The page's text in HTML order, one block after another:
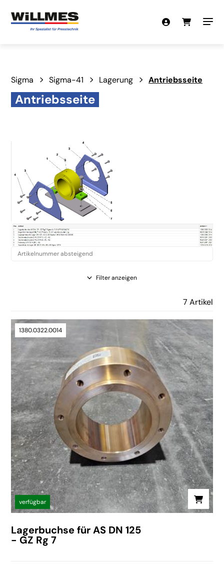
Sigma Sigma-41 Lagerung Antriebsseite
Antriebsseite
Filter anzeigen
7 Artikel
1380.0322.0014
verfügbar
Lagerbuchse für AS DN 125
- GZ Rg 7